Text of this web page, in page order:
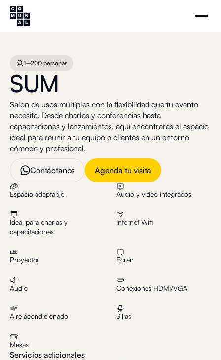
1–200 personas
SUM
Salón de usos múltiples con la flexibilidad que tu evento
necesita. Desde charlas y conferencias hasta
capacitaciones y lanzamientos, aquí encontrarás el espacio
ideal para reunir a tu equipo o clientes en un entorno
cómodo y profesional.
Contáctanos Agenda tu visita
Espacio adaptable Audio y video integrados
Ideal para charlas y
capacitaciones
Internet Wifi
Proyector Ecran
Audio Conexiones HDMI/VGA
Aire acondicionado Sillas
Mesas
Servicios adicionales